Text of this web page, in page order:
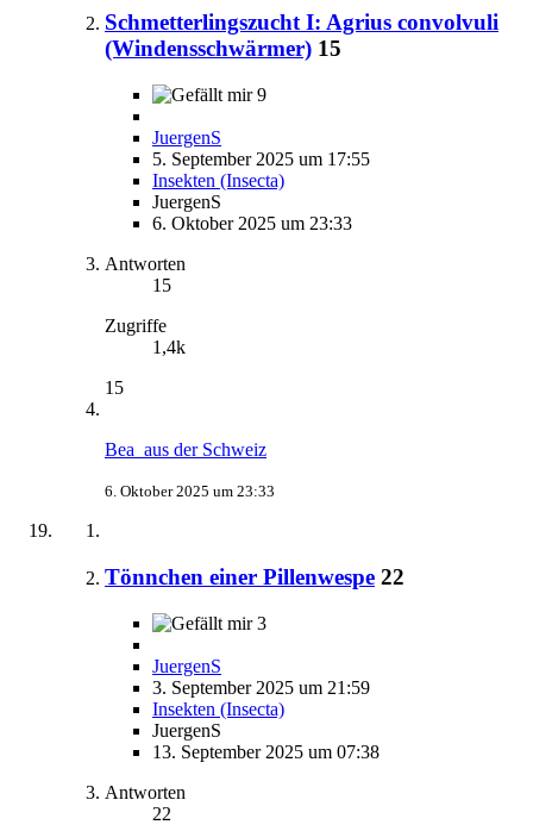
Schmetterlingszucht I: Agrius convolvuli
(Windensschwärmer) 15
9
JuergenS
5. September 2025 um 17:55
Insekten (Insecta)
JuergenS
6. Oktober 2025 um 23:33
Antworten
15
Zugriffe
1,4k
15
Bea_aus der Schweiz
6. Oktober 2025 um 23:33
Tönnchen einer Pillenwespe 22
3
JuergenS
3. September 2025 um 21:59
Insekten (Insecta)
JuergenS
13. September 2025 um 07:38
Antworten
22